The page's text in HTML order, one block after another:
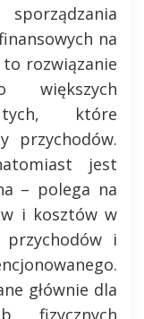
na
rozwiązanie
większych
które
przychodów.
jest
– polega na
i kosztów w
i
głównie dla
fizycznych